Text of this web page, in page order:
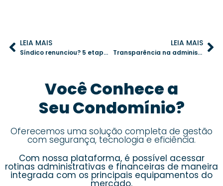
LEIA MAIS
Síndico renunciou? 5 etapas essenciais para manter a ordem no condomínio
LEIA MAIS
Transparência na administração: como evitar erros na prestação de contas
Você Conhece a
Seu Condomínio?
Oferecemos uma solução completa de gestão
com segurança, tecnologia e eficiência.
Com nossa plataforma, é possível acessar
rotinas administrativas e financeiras de maneira
integrada com os principais equipamentos do
mercado.